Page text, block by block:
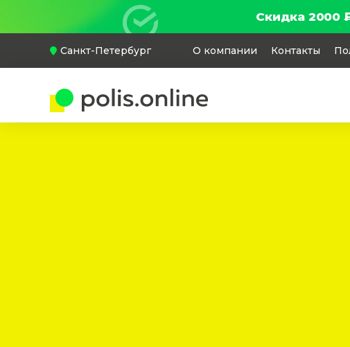
Скидка 2000
Санкт-Петербург О компании Контакты